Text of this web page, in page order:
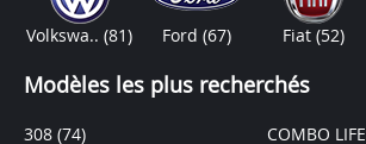
Volkswa..(81) Ford (67) Fiat (52)
Modèles les plus recherchés
308 (74) COMBO LIFE